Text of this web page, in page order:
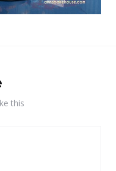
this